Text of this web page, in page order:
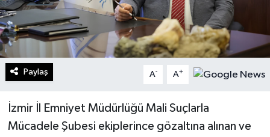
Paylaş A- A+
İzmir İl Emniyet Müdürlüğü Mali Suçlarla
Mücadele Şubesi ekiplerince gözaltına alınan ve